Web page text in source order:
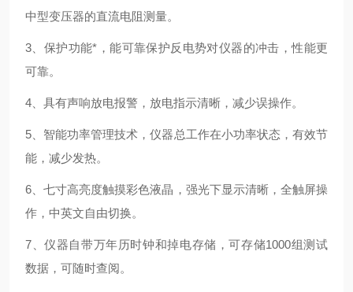
中型变压器的直流电阻测量。
3、保护功能*，能可靠保护反电势对仪器的冲击，性能更
可靠。
4、具有声响放电报警，放电指示清晰，减少误操作。
5、智能功率管理技术，仪器总工作在小功率状态，有效节
能，减少发热。
6、七寸高亮度触摸彩色液晶，强光下显示清晰，全触屏操
作，中英文自由切换。
7、仪器自带万年历时钟和掉电存储，可存储1000组测试
数据，可随时查阅。